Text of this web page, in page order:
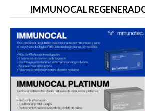
IMMUNOCAL